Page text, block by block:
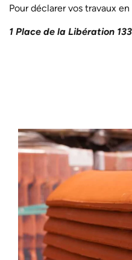
Pour déclarer vos travaux
1 Place de la Libération